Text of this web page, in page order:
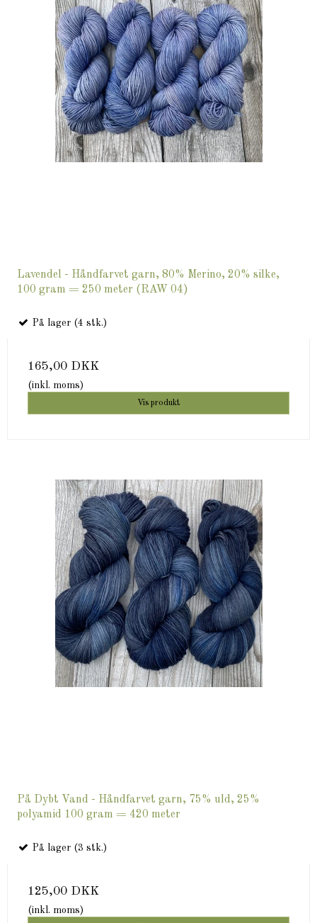
Lavendel - Håndfarvet garn, 80% Merino, 20% silke,
100 gram = 250 meter (RAW 04)
På lager (4 stk.)
165,00 DKK
(inkl. moms)
Vis produkt
På Dybt Vand - Håndfarvet garn, 75% uld, 25%
polyamid 100 gram = 420 meter
På lager (3 stk.)
125,00 DKK
(inkl. moms)